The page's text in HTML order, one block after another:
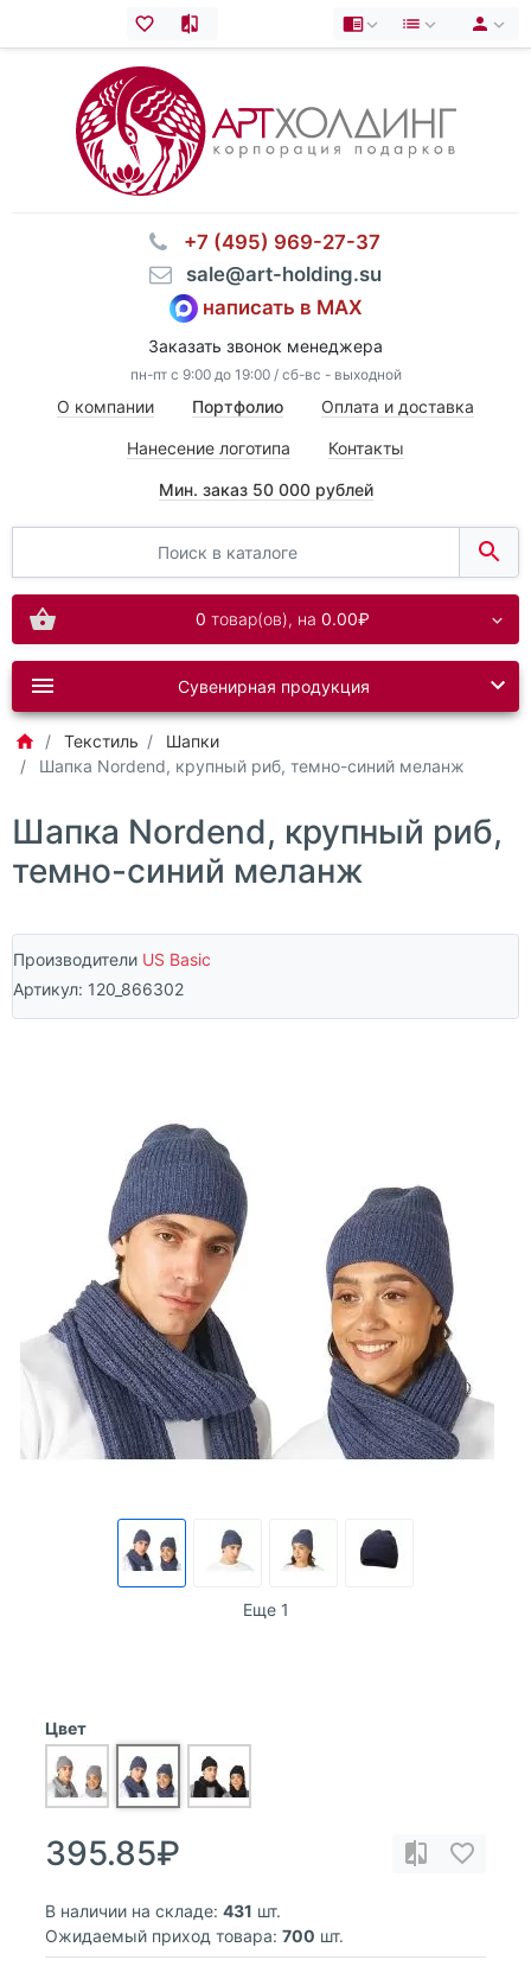
⠀+7 (495) 969-27-37
⠀sale@art-holding.su
написать в MAX
Заказать звонок менеджера
пн-пт с 9:00 до 19:00 / сб-вс - выходной
О компании Портфолио Оплата и доставка
Нанесение логотипа Контакты
Мин. заказ 50 000 рублей
0 товар(ов), на 0.00₽
Сувенирная продукция
Текстиль
Шапки
Шапка Nordend, крупный риб, темно-синий меланж
Шапка Nordend, крупный риб,
темно-синий меланж
Производители US Basic
Артикул: 120_866302
Еще 1
Цвет
395.85₽
В наличии на складе: 431 шт.
Ожидаемый приход товара: 700 шт.